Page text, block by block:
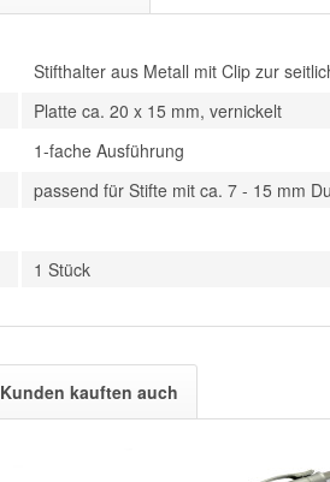
Stifthalter aus Metall mit Clip zur
Platte ca. 20 x 15 mm, vernickelt
1-fache Ausführung
passend für Stifte mit ca. 7 - 15 mm
1 Stück
Kunden kauften auch